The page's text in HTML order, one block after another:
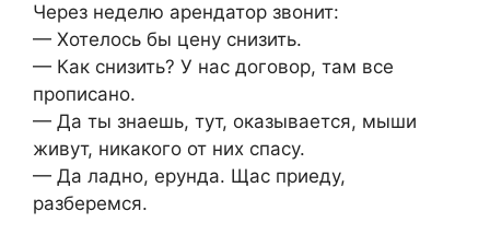
Через неделю арендатор звонит:
— Хотелось бы цену снизить.
— Как снизить? У нас договор, там все
прописано.
— Да ты знаешь, тут, оказывается, мыши
живут, никакого от них спасу.
— Да ладно, ерунда. Щас приеду,
разберемся.